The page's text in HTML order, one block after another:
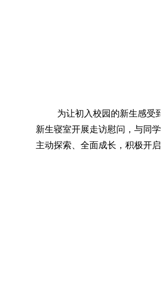
为让初入校园的新生感受
新生寝室开展走访慰问，与同
主动探索、全面成长，积极开